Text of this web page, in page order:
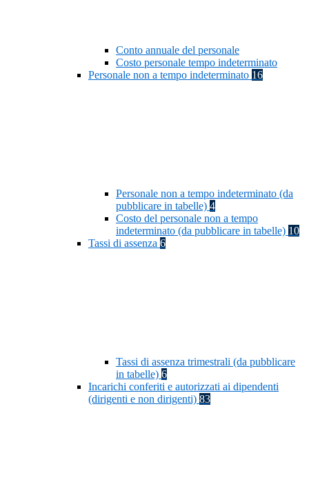
Conto annuale del personale
Costo personale tempo indeterminato
Personale non a tempo indeterminato 16
Personale non a tempo indeterminato (da
pubblicare in tabelle) 4
Costo del personale non a tempo
indeterminato (da pubblicare in tabelle) 10
Tassi di assenza 6
Tassi di assenza trimestrali (da pubblicare
in tabelle) 6
Incarichi conferiti e autorizzati ai dipendenti
(dirigenti e non dirigenti) 83